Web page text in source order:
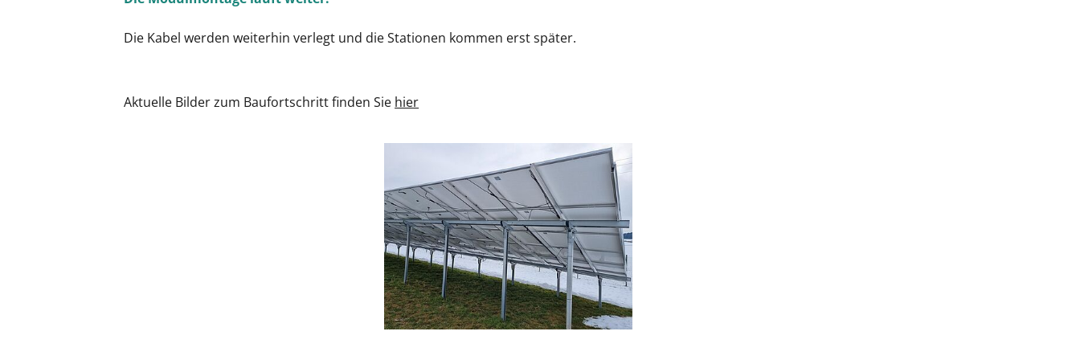
Die Kabel werden weiterhin verlegt und die Stationen kommen erst später.
Aktuelle Bilder zum Baufortschritt finden Sie hier